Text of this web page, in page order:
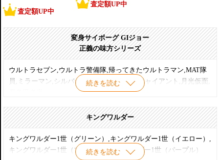
査定額UP中
査定額UP中
変身サイボーグ GIジョー
正義の味方シリーズ
続きを読む
ウルトラセブン,ウルトラ警備隊,帰ってきたウルトラマン,MAT隊
員,ミラーマン,シルバー仮面,シルバー仮面ジャイアント,月光仮面,
【 変身セットシリーズ 】
員,TAC隊員,仮面ライダーDX,シルバー仮面 ,デビルマン,流星人間
ゾーン
キングワルダー
続きを読む
キングワルダー1世（グリーン）,キングワルダー1世（イエロー）,
キングワルダー1世（ブルー）,キングワルダー1世（パープル）